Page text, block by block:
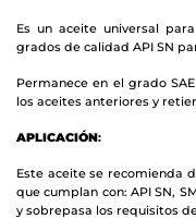
Es un aceite universal
grados de calidad API SN
Permanece en el grado
los aceites anteriores y
APLICACIÓN:
Este aceite se recomienda
que cumplan con: API SN,
y sobrepasa los requisitos